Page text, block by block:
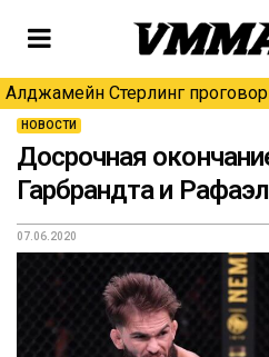
Алджамейн Стерлинг
НОВОСТИ
Досрочная
Гарбрандта и
07.06.2020